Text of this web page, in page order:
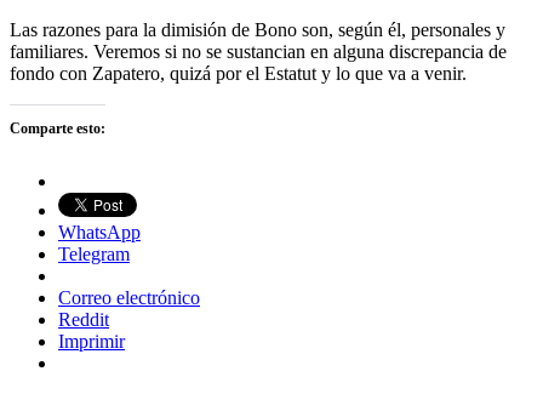
Las razones para la dimisión de Bono son, según él, personales y
familiares. Veremos si no se sustancian en alguna discrepancia de
fondo con Zapatero, quizá por el Estatut y lo que va a venir.
Comparte esto:
WhatsApp
Telegram
Correo electrónico
Reddit
Imprimir